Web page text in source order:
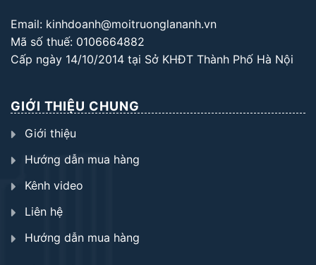
Email: kinhdoanh@moitruonglananh.vn
Mã số thuế: 0106664882
Cấp ngày 14/10/2014 tại Sở KHĐT Thành Phố Hà Nội
GIỚI THIỆU CHUNG
Giới thiệu
Hướng dẫn mua hàng
Kênh video
Liên hệ
Hướng dẫn mua hàng